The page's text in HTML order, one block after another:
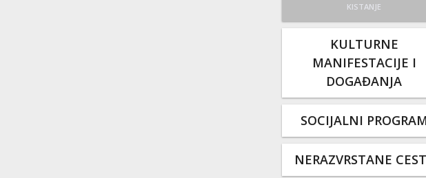
KISTANJE
KULTURNE
MANIFESTACIJE I
DOGAĐANJA
SOCIJALNI
NERAZVRSTANE